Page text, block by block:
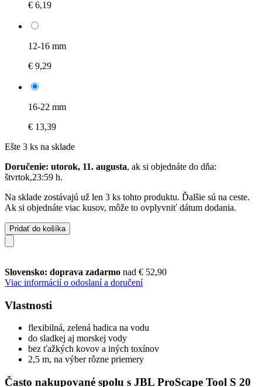
€ 6,19
12-16 mm
€ 9,29
16-22 mm
€ 13,39
Ešte 3 ks na sklade
Doručenie: utorok, 11. augusta, ak si objednáte do dňa:
štvrtok,23:59 h.
Na sklade zostávajú už len 3 ks tohto produktu. Ďalšie sú na ceste.
Ak si objednáte viac kusov, môže to ovplyvniť dátum dodania.
Pridať do košíka
Slovensko: doprava zadarmo nad € 52,90
Viac informácií o odoslaní a doručení
Vlastnosti
flexibilná, zelená hadica na vodu
do sladkej aj morskej vody
bez ťažkých kovov a iných toxínov
2,5 m, na výber rôzne priemery
Často nakupované spolu s JBL ProScape Tool S 20